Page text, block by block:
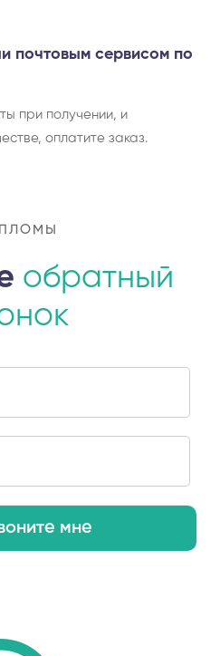
почтовым сервисом по
при получении, и
оплатите заказ.
обратный
мне